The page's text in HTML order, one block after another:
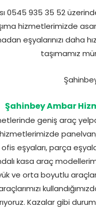
0545 935 35 52
hizmetlerimizde
eşyalarınızı daha
taşımamız
Şahinbey Ambar
geniş araç
hizmetlerimizde
eşyaları, parça
kasa araç
ve orta boyutlu
Kazalar gibi